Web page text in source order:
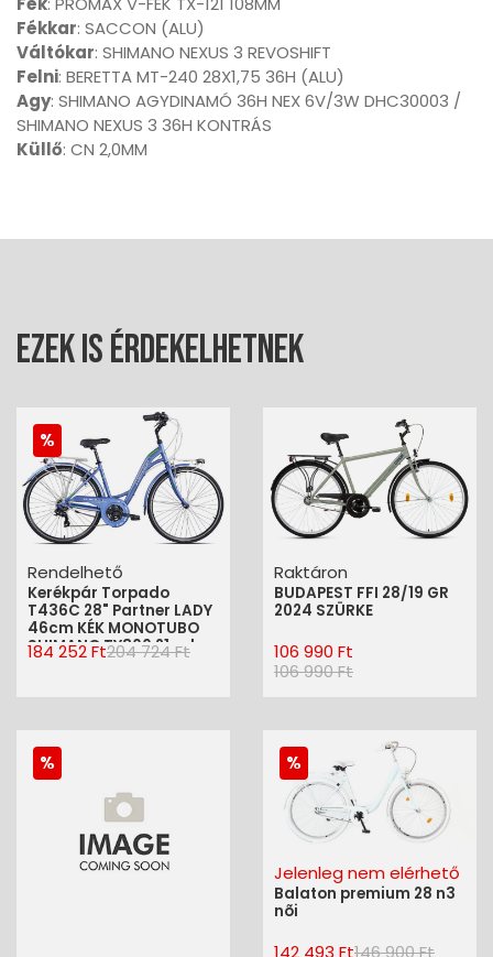
Fékkar: SACCON (ALU)
Váltókar: SHIMANO NEXUS 3 REVOSHIFT
Felni: BERETTA MT-240 28X1,75 36H (ALU)
Agy: SHIMANO AGYDINAMÓ 36H NEX 6V/3W DHC30003 /
SHIMANO NEXUS 3 36H KONTRÁS
Küllő: CN 2,0MM
Ezek is érdekelhetnek
Rendelhető
Kerékpár Torpado
T436C 28" Partner LADY
46cm KÉK MONOTUBO
SHIMANO TY300 21 seb.
REVO(23T436C46)
184 252 Ft204 724 Ft
Raktáron
BUDAPEST FFI 28/19 GR
2024 SZÜRKE
106 990 Ft
106 990 Ft
Jelenleg nem elérhető
Balaton premium 28 n3
nõi
142 493 Ft146 900 Ft